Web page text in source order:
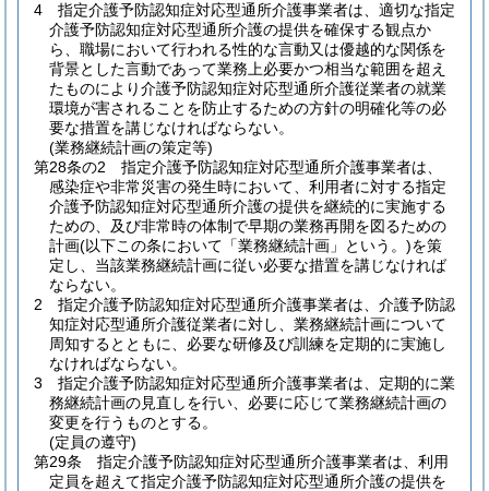
4
指定介護予防認知症対応型通所介護事業者は、適切な指定
介護予防認知症対応型通所介護の提供を確保する観点か
ら、職場において行われる性的な言動又は優越的な関係を
背景とした言動であって業務上必要かつ相当な範囲を超え
たものにより介護予防認知症対応型通所介護従業者の就業
環境が害されることを防止するための方針の明確化等の必
要な措置を講じなければならない。
(業務継続計画の策定等)
第28条の2
指定介護予防認知症対応型通所介護事業者は、
感染症や非常災害の発生時において、利用者に対する指定
介護予防認知症対応型通所介護の提供を継続的に実施する
ための、及び非常時の体制で早期の業務再開を図るための
計画(以下この条において「業務継続計画」という。)を策
定し、当該業務継続計画に従い必要な措置を講じなければ
ならない。
2
指定介護予防認知症対応型通所介護事業者は、介護予防認
知症対応型通所介護従業者に対し、業務継続計画について
周知するとともに、必要な研修及び訓練を定期的に実施し
なければならない。
3
指定介護予防認知症対応型通所介護事業者は、定期的に業
務継続計画の見直しを行い、必要に応じて業務継続計画の
変更を行うものとする。
(定員の遵守)
第29条
指定介護予防認知症対応型通所介護事業者は、利用
定員を超えて指定介護予防認知症対応型通所介護の提供を